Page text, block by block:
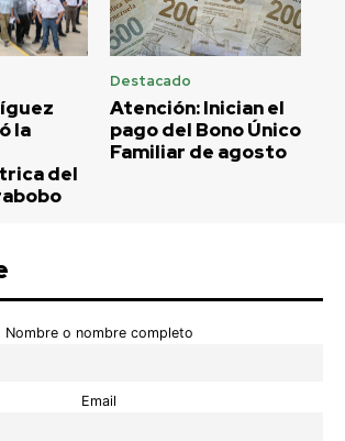
la
del
Destacado
Atención: Inician el
pago del Bono Único
Familiar de agosto
Nombre o nombre completo
Email